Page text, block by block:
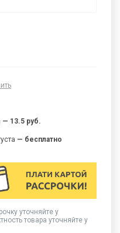
— 13.5 руб.
— бесплатно
уточняйте у
товара уточняйте у